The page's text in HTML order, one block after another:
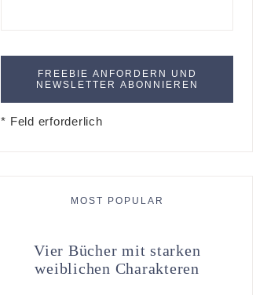
* Feld erforderlich
MOST POPULAR
Vier Bücher mit starken
weiblichen Charakteren